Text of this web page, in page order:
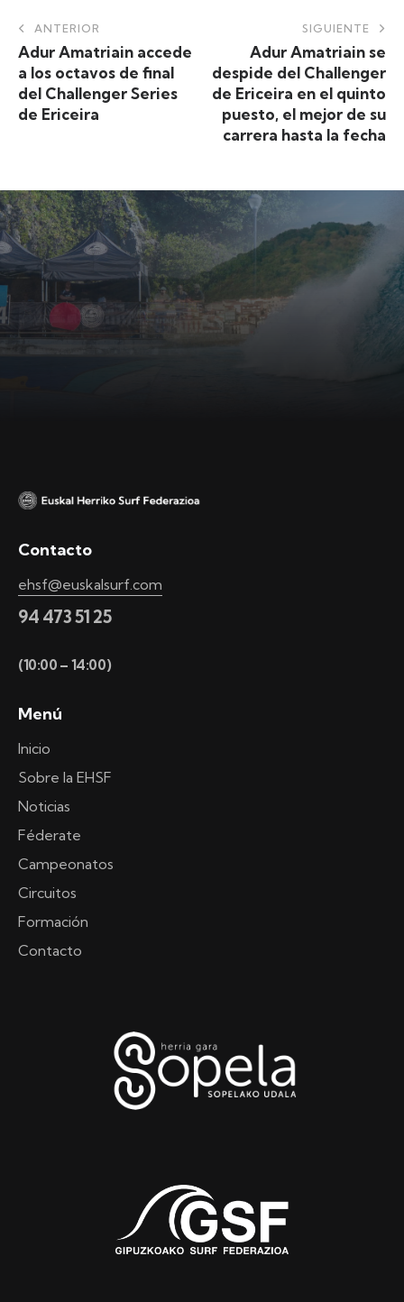
ANTERIOR
Adur Amatriain accede
a los octavos de final
del Challenger Series
de Ericeira
SIGUIENTE
Adur Amatriain se
despide del Challenger
de Ericeira en el quinto
puesto, el mejor de su
carrera hasta la fecha
Contacto
ehsf@euskalsurf.com
94 473 51 25
(10:00 – 14:00)
Menú
Inicio
Sobre la EHSF
Noticias
Féderate
Campeonatos
Circuitos
Formación
Contacto